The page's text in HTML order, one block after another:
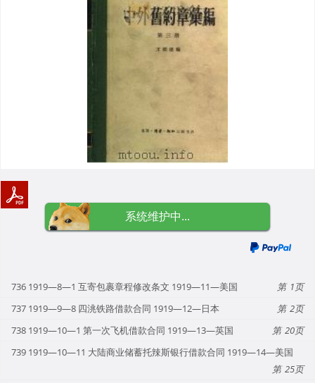
系统维护中...
736 1919—8—1 互寄包裹章程修改条文 1919—11—美国
1
737 1919—9—8 四洮铁路借款合同 1919—12—日本
2
738 1919—10—1 第一次飞机借款合同 1919—13—英国
20
739 1919—10—11 大陆商业储蓄托辣斯银行借款合同 1919—14—美国
25